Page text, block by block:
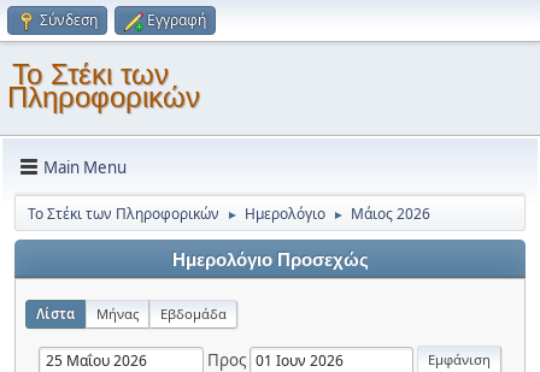
Σύνδεση Εγγραφή
Το Στέκι των
Πληροφορικών
Main Menu
Το Στέκι των Πληροφορικών ► Ημερολόγιο ► Μάιος 2026
Ημερολόγιο Προσεχώς
Λίστα Μήνας Εβδομάδα
Προς